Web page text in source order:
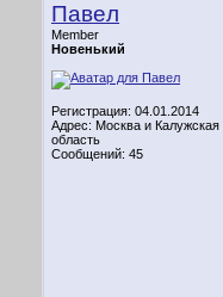
Павeл
Member
Новенький
Регистрация: 04.01.2014
Адрес: Москва и Калужская
область
Сообщений: 45